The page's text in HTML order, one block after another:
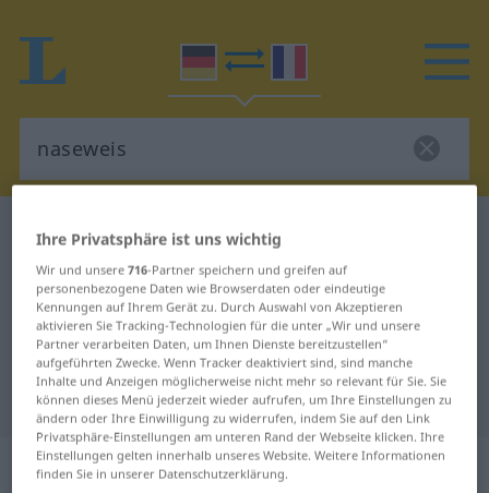
Deutsch-Französisch Wörterbuch
Deutsch-Französisch Übersetzung
für "naseweis"
"naseweis" Französisch
Übersetzung
„naseweis“: Adjektiv
Ihre Privatsphäre ist uns wichtig
Wir und unsere716-Partner speichern und greifen auf
personenbezogene Daten wie Browserdaten oder eindeutige
Kennungen auf Ihrem Gerät zu. Durch Auswahl von Akzeptieren
aktivieren Sie Tracking-Technologien für die unter „Wir und unsere
Partner verarbeiten Daten, um Ihnen Dienste bereitzustellen“
aufgeführten Zwecke. Wenn Tracker deaktiviert sind, sind manche
Inhalte und Anzeigen möglicherweise nicht mehr so relevant für Sie. Sie
können dieses Menü jederzeit wieder aufrufen, um Ihre Einstellungen zu
ändern oder Ihre Einwilligung zu widerrufen, indem Sie auf den Link
Privatsphäre-Einstellungen am unteren Rand der Webseite klicken. Ihre
Einstellungen gelten innerhalb unseres Website. Weitere Informationen
finden Sie in unserer Datenschutzerklärung.